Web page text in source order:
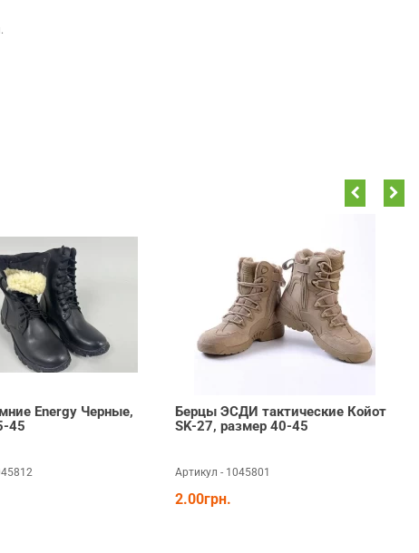
Energy Черные,
45
Берцы ЭСДИ тактические Койот
SK-27, размер 40-45
Артикул - 1045801
2.00грн.